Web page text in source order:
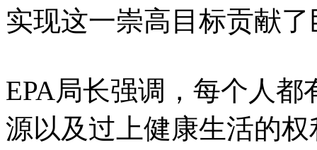
实现这一崇高目标贡献
EPA局长强调，每个人
源以及过上健康生活的